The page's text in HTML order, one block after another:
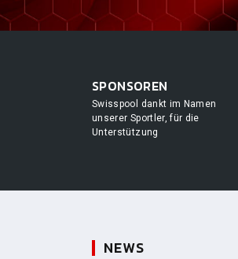
SPONSOREN
Swisspool dankt im Namen
unserer Sportler, für die
Unterstützung
NEWS